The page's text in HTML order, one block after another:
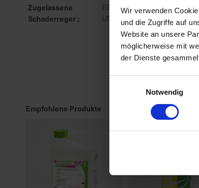
Wir verwenden
und die Zugriffe auf
Website an unsere
möglicherweise mit
der Dienste
Notwendig
Zugelassene
Schaderreger
EINJÄHRIGE
UNKRÄUTER
Empfohlene Produkte